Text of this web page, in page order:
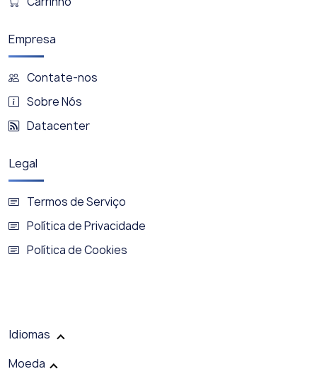
Empresa
Contate-nos
Sobre Nós
Datacenter
Legal
Termos de Serviço
Política de Privacidade
Política de Cookies
Idiomas
Moeda